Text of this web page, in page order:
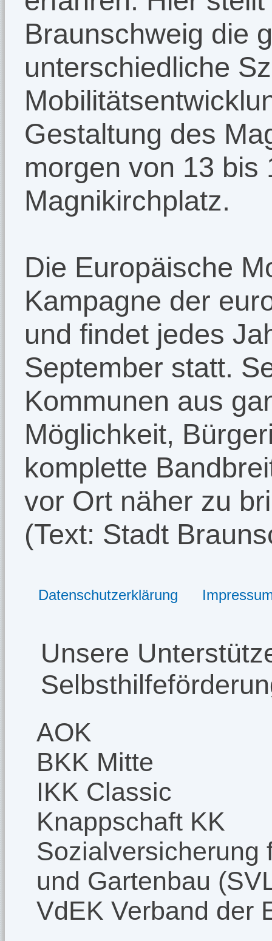
Braunschweig die
unterschiedliche
Gestaltung des
morgen von 13 bis
Magnikirchplatz.
Die Europäische
Kampagne der
und findet jedes
September statt.
Kommunen aus
Möglichkeit,
komplette
vor Ort näher zu
(Text: Stadt
Datenschutzerklärung
Unsere
AOK
BKK Mitte
IKK Classic
Knappschaft KK
Sozialversicherung
und Gartenbau
VdEK Verband der